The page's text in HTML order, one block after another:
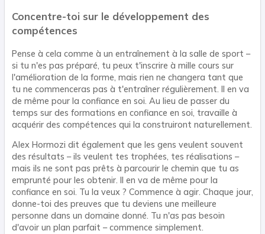
Concentre-toi sur le développement des
compétences
Pense à cela comme à un entraînement à la salle de sport –
si tu n'es pas préparé, tu peux t'inscrire à mille cours sur
l'amélioration de la forme, mais rien ne changera tant que
tu ne commenceras pas à t'entraîner régulièrement. Il en va
de même pour la confiance en soi. Au lieu de passer du
temps sur des formations en confiance en soi, travaille à
acquérir des compétences qui la construiront naturellement.
Alex Hormozi dit également que les gens veulent souvent
des résultats – ils veulent tes trophées, tes réalisations –
mais ils ne sont pas prêts à parcourir le chemin que tu as
emprunté pour les obtenir. Il en va de même pour la
confiance en soi. Tu la veux ? Commence à agir. Chaque jour,
donne-toi des preuves que tu deviens une meilleure
personne dans un domaine donné. Tu n'as pas besoin
d'avoir un plan parfait – commence simplement.